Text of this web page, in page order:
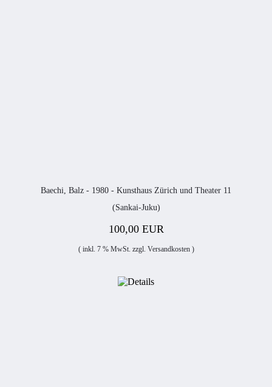
Baechi, Balz - 1980 - Kunsthaus Zürich und Theater 11
(Sankai-Juku)
100,00 EUR
( inkl. 7 % MwSt. zzgl. Versandkosten)